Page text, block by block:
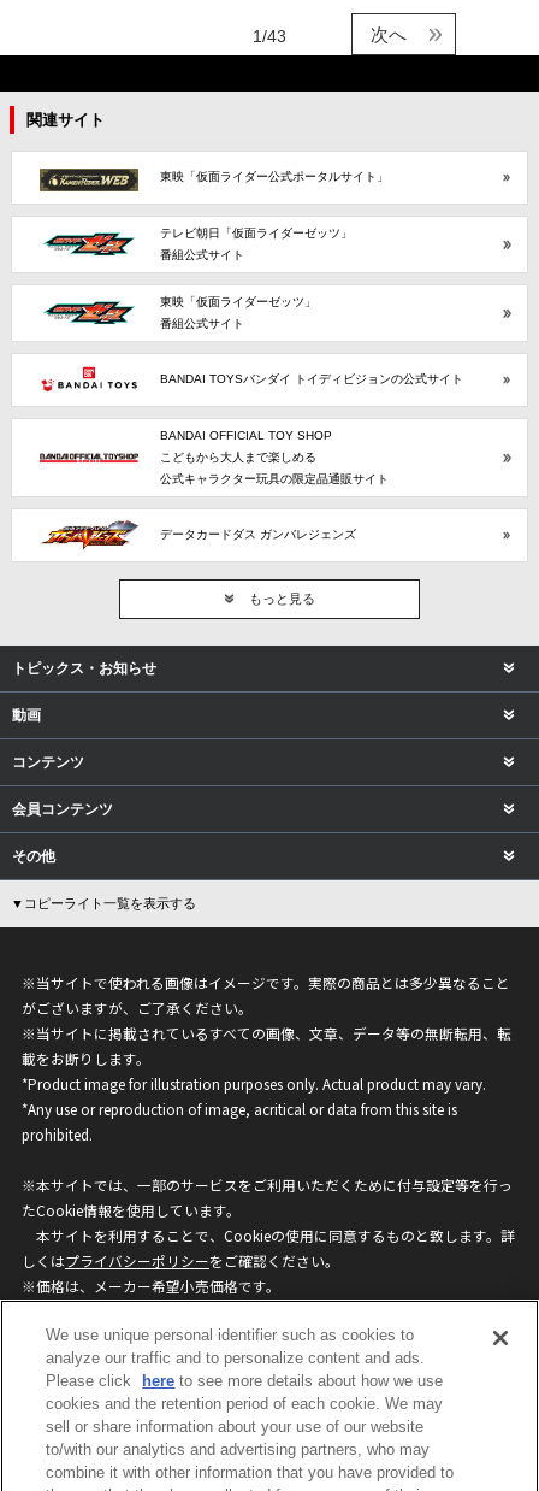
1/43 次へ
関連サイト
東映「仮面ライダー公式ポータルサイト」
テレビ朝日「仮面ライダーゼッツ」
番組公式サイト
東映「仮面ライダーゼッツ」
番組公式サイト
BANDAI TOYSバンダイ トイディビジョンの公式サイト
BANDAI OFFICIAL TOY SHOP
こどもから大人まで楽しめる
公式キャラクター玩具の限定品通販サイト
データカードダス ガンバレジェンズ
もっと見る
トピックス・お知らせ
動画
コンテンツ
会員コンテンツ
その他
▼コピーライト一覧を表示する
※当サイトで使われる画像はイメージです。実際の商品とは多少異なること
がございますが、ご了承ください。
※当サイトに掲載されているすべての画像、文章、データ等の無断転用、転
載をお断りします。
*Product image for illustration purposes only. Actual product may vary.
*Any use or reproduction of image, acritical or data from this site is
prohibited.
※本サイトでは、一部のサービスをご利用いただくために付与設定等を行っ
たCookie情報を使用しています。
本サイトを利用することで、Cookieの使用に同意するものと致します。詳
しくはプライバシーポリシーをご確認ください。
※価格は、メーカー希望小売価格です。
ざいますのでご了承ください。
privacypolicy
Do Not Sell or Share My
Personal Information
ウェブサイトご利用条件
ソーシャルメディアポリシー
個人情報保護方針
お問い合わせ
We use unique personal identifier such as cookies to
analyze our traffic and to personalize content and ads.
Please click
here to see more details about how we use
cookies and the retention period of each cookie. We may
sell or share information about your use of our website
to/with our analytics and advertising partners, who may
combine it with other information that you have provided to